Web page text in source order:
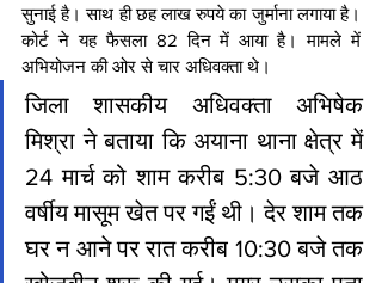
सुनाई है। साथ ही छह लाख रुपये का जुर्माना लगाया है।
कोर्ट ने यह फैसला 82 दिन में आया है। मामले में
अभियोजन की ओर से चार अधिवक्ता थे।
जिला शासकीय अधिवक्ता अभिषेक
मिश्रा ने बताया कि अयाना थाना क्षेत्र में
24 मार्च को शाम करीब 5:30 बजे आठ
वर्षीय मासूम खेत पर गईं थी। देर शाम तक
घर न आने पर रात करीब 10:30 बजे तक